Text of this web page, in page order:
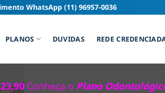
WhatsApp (11) 96957-0036
PLANOS DUVIDAS REDE
Conheça o Plano